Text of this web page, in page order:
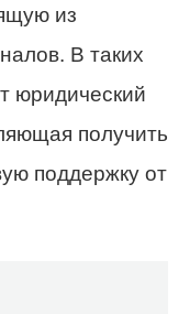
из
В таких
юридический
получить
поддержку от